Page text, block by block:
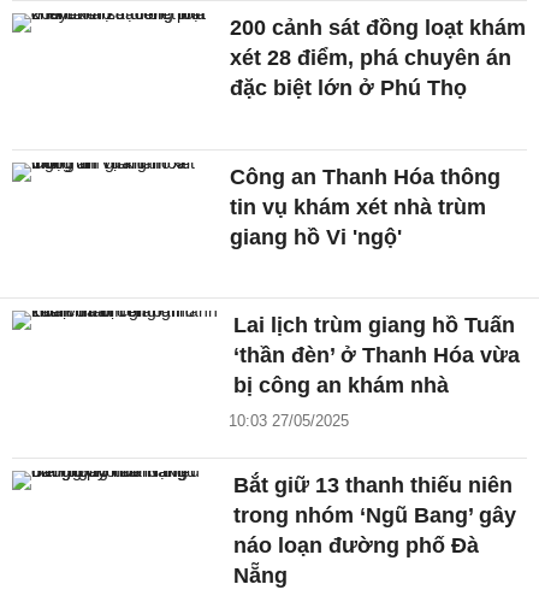
200 cảnh sát đồng loạt khám
xét 28 điểm, phá chuyên án
đặc biệt lớn ở Phú Thọ
Công an Thanh Hóa thông
tin vụ khám xét nhà trùm
giang hồ Vi 'ngộ'
Lai lịch trùm giang hồ Tuấn
‘thần đèn’ ở Thanh Hóa vừa
bị công an khám nhà
10:03 27/05/2025
Bắt giữ 13 thanh thiếu niên
trong nhóm ‘Ngũ Bang’ gây
náo loạn đường phố Đà
Nẵng